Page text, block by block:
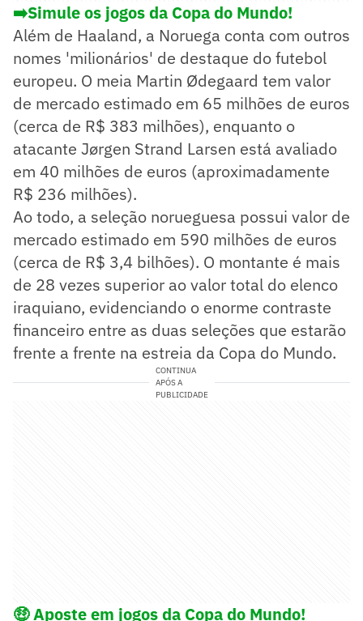
➡️Simule os jogos da Copa do Mundo!
Além de Haaland, a Noruega conta com outros
nomes 'milionários' de destaque do futebol
europeu. O meia Martin Ødegaard tem valor
de mercado estimado em 65 milhões de euros
(cerca de R$ 383 milhões), enquanto o
atacante Jørgen Strand Larsen está avaliado
em 40 milhões de euros (aproximadamente
R$ 236 milhões).
Ao todo, a seleção norueguesa possui valor de
mercado estimado em 590 milhões de euros
(cerca de R$ 3,4 bilhões). O montante é mais
de 28 vezes superior ao valor total do elenco
iraquiano, evidenciando o enorme contraste
financeiro entre as duas seleções que estarão
frente a frente na estreia da Copa do Mundo.
CONTINUA
APÓS A
PUBLICIDADE
🤑Aposte em jogos da Copa do Mundo!